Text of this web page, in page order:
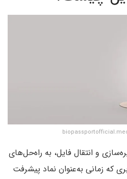
و انتقال فایل‌، به راه‌‌حل‌های
که زمانی به‌عنوان نماد پیشرفت